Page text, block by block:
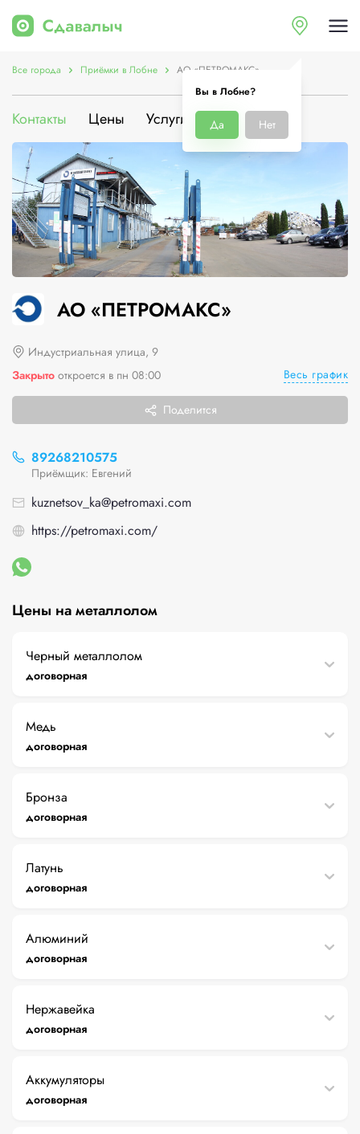
Вы в Лобне?
Да Нет
Все города Приёмки в Лобне АО «ПЕТРОМАКС»
Контакты Цены Услуги О компании
АО «ПЕТРОМАКС»
Индустриальная улица, 9
Закрыто откроется в пн 08:00 Весь график
Поделится
89268210575
Приёмщик: Евгений
kuznetsov_ka@petromaxi.com
https://petromaxi.com/
Цены на металлолом
Черный металлолом
договорная
Медь
договорная
Бронза
договорная
Латунь
договорная
Алюминий
договорная
Нержавейка
договорная
Аккумуляторы
договорная